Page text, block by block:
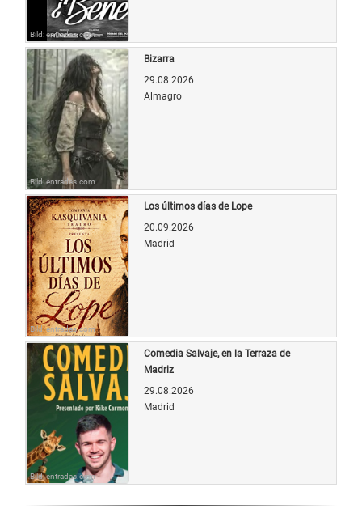
Bild: entradas.com
Bild: entradas.com
Bizarra
29.08.2026
Almagro
Bild: entradas.com
Los últimos días de Lope
20.09.2026
Madrid
Bild: entradas.com
Comedia Salvaje, en la Terraza de
Madriz
29.08.2026
Madrid